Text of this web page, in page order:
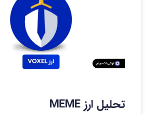
تحلیل ارز MEME